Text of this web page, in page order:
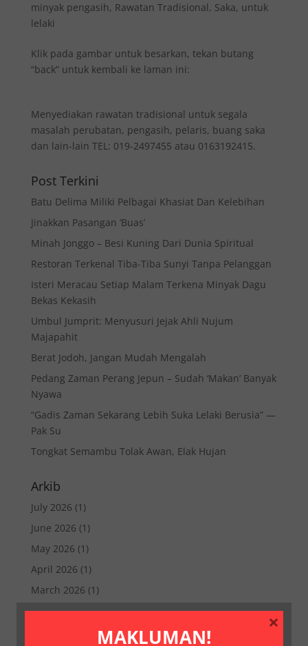
minyak pengasih, Rawatan Tradisional, Saka, untuk
lelaki
Klik pada gambar untuk besarkan, tekan butang
“back” untuk kembali ke laman ini:
Menyediakan rawatan tradisional untuk segala
masalah perubatan, pengasih, pelaris, buang saka
dan lain-lain TEL: 019-2497455 atau 0163192415.
Post Terkini
Batu Delima Miliki Pelbagai Khasiat Dan Kelebihan
Jinakkan Pasangan ‘Buas’
Minah Jonggo – Besi Kuning Dari Dunia Spiritual
Restoran Terkenal Tiba-Tiba Sunyi Tanpa Pelanggan
Isteri Meracau Setiap Malam Terkena Minyak Dagu
Bekas Kekasih
Umbul Jumprit: Menyusuri Jejak Ahli Nujum
Majapahit
Berat Jodoh, Jangan Mudah Mengalah
Pedang Zaman Perang Jepun – Sudah ‘Makan’ Banyak
Nyawa
“Gadis Zaman Sekarang Lebih Suka Lelaki Berusia” —
Pak Su
Tongkat Semambu Tolak Awan, Elak Hujan
Arkib
July 2026 (1)
June 2026 (1)
May 2026 (1)
April 2026 (1)
March 2026 (1)
February 2026(1)
(1)
MAKLUMAN!
×